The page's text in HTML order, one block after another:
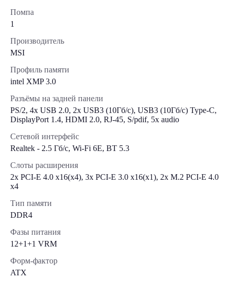
Помпа
1
Производитель
MSI
Профиль памяти
intel XMP 3.0
Разъёмы на задней панели
PS/2, 4x USB 2.0, 2x USB3 (10Гб/с), USB3 (10Гб/с) Type-C,
DisplayPort 1.4, HDMI 2.0, RJ-45, S/pdif, 5x audio
Сетевой интерфейс
Realtek - 2.5 Гб/с, Wi-Fi 6E, BT 5.3
Слоты расширения
2x PCI-E 4.0 x16(x4), 3x PCI-E 3.0 x16(x1), 2x M.2 PCI-E 4.0
х4
Тип памяти
DDR4
Фазы питания
12+1+1 VRM
Форм-фактор
ATX